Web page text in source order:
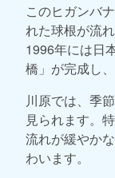
このヒガンバ
れた球根が流
1996年には日
橋」が完成し
川原では、季
見られます。
流れが緩やか
わいます。